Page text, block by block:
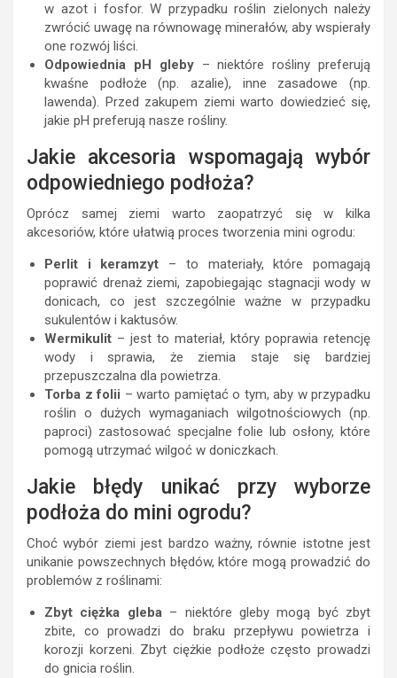
w azot i fosfor. W przypadku roślin zielonych należy
zwrócić uwagę na równowagę minerałów, aby wspierały
one rozwój liści.
Odpowiednia pH gleby– niektóre rośliny preferują
kwaśne podłoże (np. azalie), inne zasadowe (np.
lawenda). Przed zakupem ziemi warto dowiedzieć się,
jakie pH preferują nasze rośliny.
Jakie akcesoria wspomagają wybór
odpowiedniego podłoża?
Oprócz samej ziemi warto zaopatrzyć się w kilka
akcesoriów, które ułatwią proces tworzenia mini ogrodu:
Perlit i keramzyt – to materiały, które pomagają
poprawić drenaż ziemi, zapobiegając stagnacji wody w
donicach, co jest szczególnie ważne w przypadku
sukulentów i kaktusów.
Wermikulit – jest to materiał, który poprawia retencję
wody i sprawia, że ziemia staje się bardziej
przepuszczalna dla powietrza.
Torba z folii – warto pamiętać o tym, aby w przypadku
roślin o dużych wymaganiach wilgotnościowych (np.
paproci) zastosować specjalne folie lub osłony, które
pomogą utrzymać wilgoć w doniczkach.
Jakie błędy unikać przy wyborze
podłoża do mini ogrodu?
Choć wybór ziemi jest bardzo ważny, równie istotne jest
unikanie powszechnych błędów, które mogą prowadzić do
problemów z roślinami:
Zbyt ciężka gleba– niektóre gleby mogą być zbyt
zbite, co prowadzi do braku przepływu powietrza i
korozji korzeni. Zbyt ciężkie podłoże często prowadzi
do gnicia roślin.